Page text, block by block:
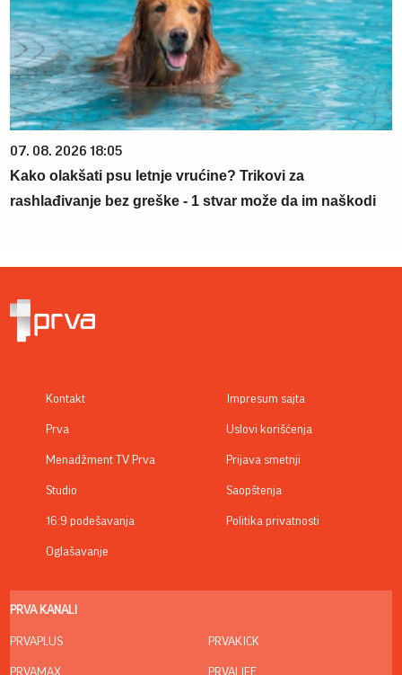
07. 08. 2026 18:05
Kako olakšati psu letnje vrućine? Trikovi za
rashlađivanje bez greške - 1 stvar može da im naškodi
Kontakt
Prva
Menadžment TV Prva
Studio
16:9 podešavanja
Oglašavanje
Impresum sajta
Uslovi korišćenja
Prijava smetnji
Saopštenja
Politika privatnosti
PRVA KANALI
PRVAPLUS PRVAKICK